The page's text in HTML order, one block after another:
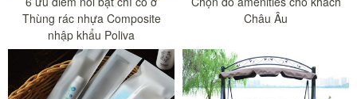
Thùng rác nhựa Composite
nhập khẩu Poliva
Châu Âu